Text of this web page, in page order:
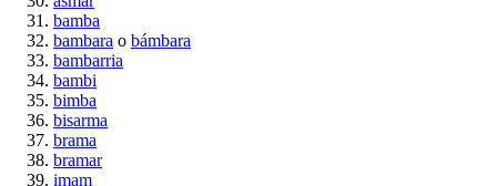
bamba
bambara o bámbara
bambarria
bambi
bimba
bisarma
brama
bramar
imam